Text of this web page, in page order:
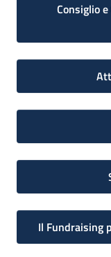
Consiglio
Il Fundraising